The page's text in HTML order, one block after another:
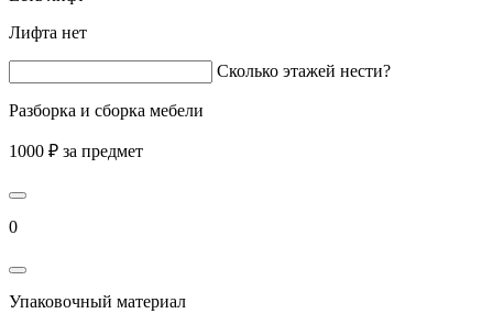
Лифта нет
Сколько этажей нести?
Разборка и сборка мебели
1000 ₽ за предмет
0
Упаковочный материал